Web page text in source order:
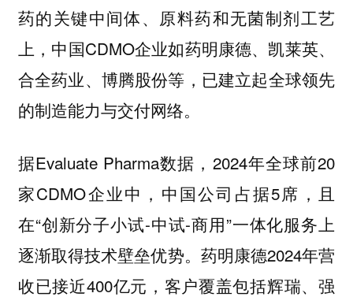
药的关键中间体、原料药和无菌制剂工艺
上，中国CDMO企业如药明康德、凯莱英、
合全药业、博腾股份等，已建立起全球领先
的制造能力与交付网络。
据Evaluate Pharma数据，2024年全球前20
家CDMO企业中，中国公司占据5席，且
在“创新分子小试-中试-商用”一体化服务上
逐渐取得技术壁垒优势。药明康德2024年营
收已接近400亿元，客户覆盖包括辉瑞、强